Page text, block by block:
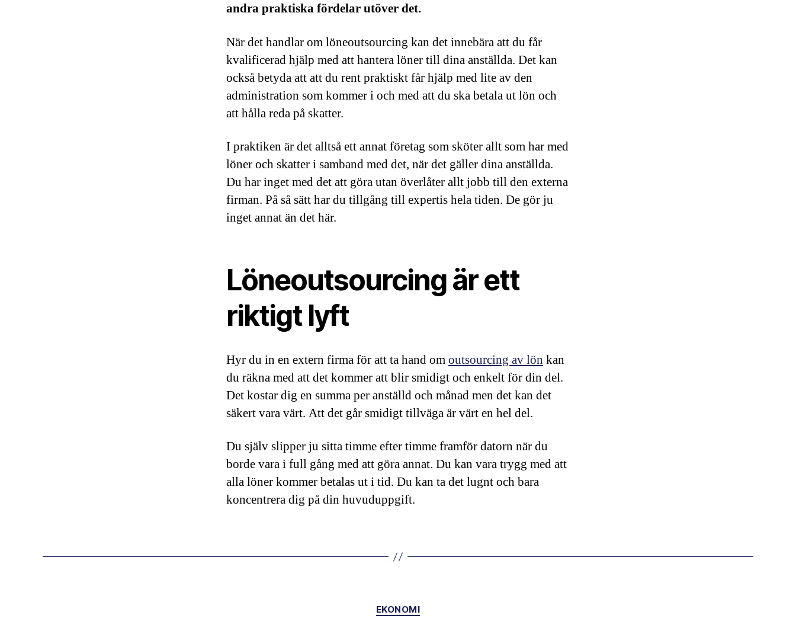
andra praktiska fördelar utöver det.
När det handlar om löneoutsourcing kan det innebära att du får
kvalificerad hjälp med att hantera löner till dina anställda. Det kan
också betyda att att du rent praktiskt får hjälp med lite av den
administration som kommer i och med att du ska betala ut lön och
att hålla reda på skatter.
I praktiken är det alltså ett annat företag som sköter allt som har med
löner och skatter i samband med det, när det gäller dina anställda.
Du har inget med det att göra utan överlåter allt jobb till den externa
firman. På så sätt har du tillgång till expertis hela tiden. De gör ju
inget annat än det här.
Löneoutsourcing är ett
riktigt lyft
Hyr du in en extern firma för att ta hand omoutsourcing av lön kan
du räkna med att det kommer att blir smidigt och enkelt för din del.
Det kostar dig en summa per anställd och månad men det kan det
säkert vara värt. Att det går smidigt tillväga är värt en hel del.
Du själv slipper ju sitta timme efter timme framför datorn när du
borde vara i full gång med att göra annat. Du kan vara trygg med att
alla löner kommer betalas ut i tid. Du kan ta det lugnt och bara
koncentrera dig på din huvuduppgift.
Kategorier
EKONOMI